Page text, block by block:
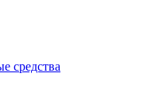
средства